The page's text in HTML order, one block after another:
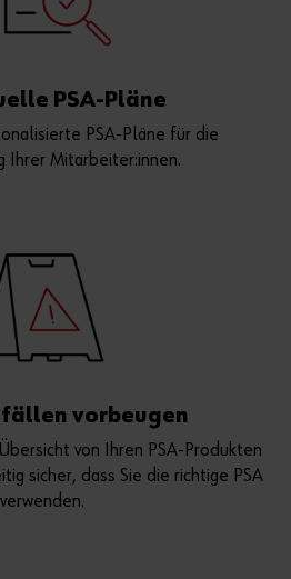
PSA-Pläne
PSA-Pläne für die
Ihrer Mitarbeiter:innen.
vorbeugen
von Ihren PSA-Produkten
sicher, dass Sie die richtige PSA
verwenden.